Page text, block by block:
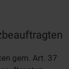
gem. Art. 37